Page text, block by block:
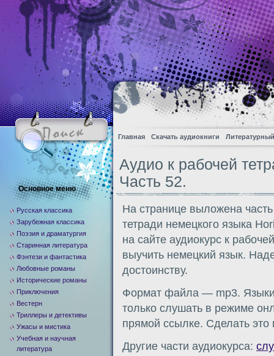
Главная Скачать аудиокниги
Аудио к рабочей
Часть 52.
На странице выложена
тетради немецкого языка
на сайте аудиокурс к
выучить немецкий язык.
достоинству.
Формат файла — mp3.
только слушать в режиме
прямой ссылке. Сделать
Другие части аудиокурса:
Основное меню
Русская классика
Зарубежная классика
Поэзия и драматургия
Старинная литература
Фэнтези и фантастика
Любовные романы
Исторические романы
Приключения
Вестерн
Триллеры и детективы
Ужасы и мистика
Учебная и научная
литература